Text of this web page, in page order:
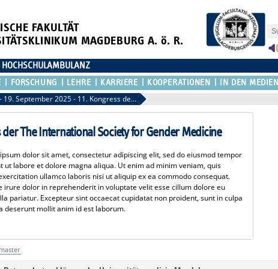
FAKULTÄT
MAGDEBURG A. ö. R.
FORSCHUNG LEHRE KARRIERE KOOPERATIONEN IN DEN MEDIEN
18. - 19. September 2025 - 11. Kongress der The International Society for Gender Medicine
The International Society for Gender Medicine
dolor sit amet, consectetur adipiscing elit, sed do eiusmod tempor
ut labore et dolore magna aliqua. Ut enim ad minim veniam, quis
ullamco laboris nisi ut aliquip ex ea commodo consequat.
irure dolor in reprehenderit in voluptate velit esse cillum dolore eu
pariatur. Excepteur sint occaecat cupidatat non proident, sunt in culpa
deserunt mollit anim id est laborum.